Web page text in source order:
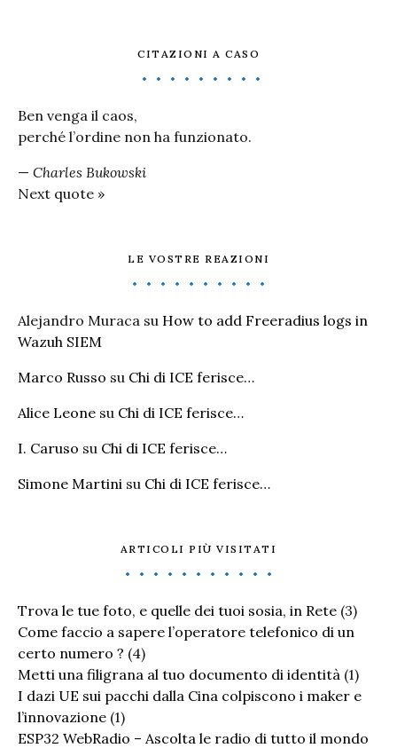
CITAZIONI A CASO
Ben venga il caos,
perché l’ordine non ha funzionato.
— Charles Bukowski
Next quote »
LE VOSTRE REAZIONI
Alejandro Muraca su How to add Freeradius logs in
Wazuh SIEM
Marco Russo su Chi di ICE ferisce…
Alice Leone su Chi di ICE ferisce…
I. Caruso su Chi di ICE ferisce…
Simone Martini su Chi di ICE ferisce…
ARTICOLI PIÙ VISITATI
Trova le tue foto, e quelle dei tuoi sosia, in Rete (3)
Come faccio a sapere l’operatore telefonico di un
certo numero ? (4)
Metti una filigrana al tuo documento di identità (1)
I dazi UE sui pacchi dalla Cina colpiscono i maker e
l’innovazione (1)
ESP32 WebRadio – Ascolta le radio di tutto il mondo